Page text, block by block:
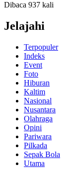
Dibaca 937 kali
Jelajahi
Terpopuler
Indeks
Event
Foto
Hiburan
Kaltim
Nasional
Nusantara
Olahraga
Opini
Pariwara
Pilkada
Sepak Bola
Utama